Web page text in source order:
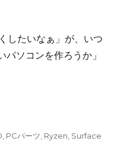
したいなぁ」が、いつ
ソコンを作ろうか」
PCパーツ Ryzen Surface